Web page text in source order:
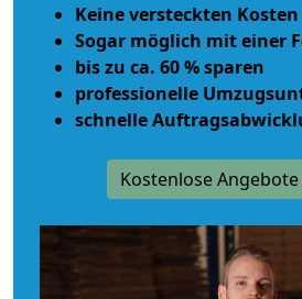
Keine versteckten Kosten
Sogar möglich mit einer
bis zu ca. 60 % sparen
professionelle
schnelle
Kostenlose